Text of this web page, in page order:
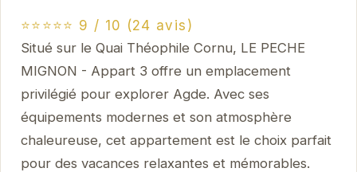
⭐⭐⭐⭐⭐ 9 / 10 (24 avis)
Situé sur le Quai Théophile Cornu, LE PECHE
MIGNON - Appart 3 offre un emplacement
privilégié pour explorer Agde. Avec ses
équipements modernes et son atmosphère
chaleureuse, cet appartement est le choix parfait
pour des vacances relaxantes et mémorables.